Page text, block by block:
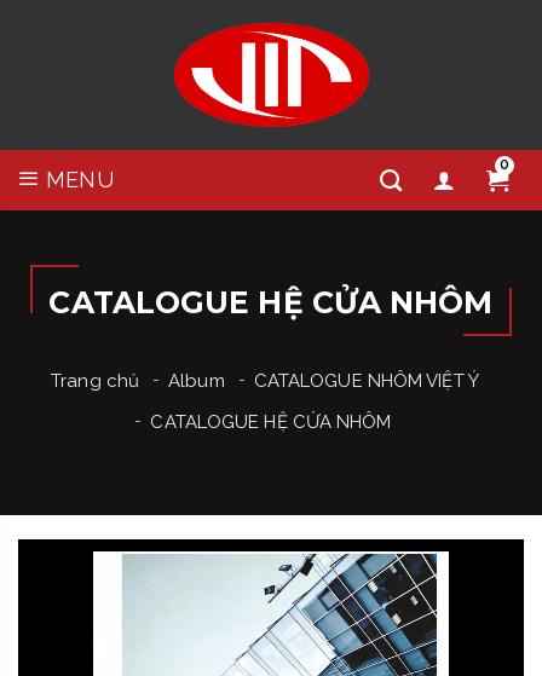
MENU
0
CATALOGUE HỆ CỬA NHÔM
Trang chủ Album
CATALOGUE NHÔM VIỆT Ý
CATALOGUE HỆ CỬA NHÔM